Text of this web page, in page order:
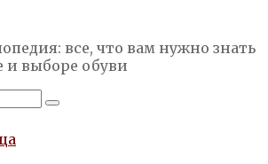
все, что вам нужно знать
и выборе обуви